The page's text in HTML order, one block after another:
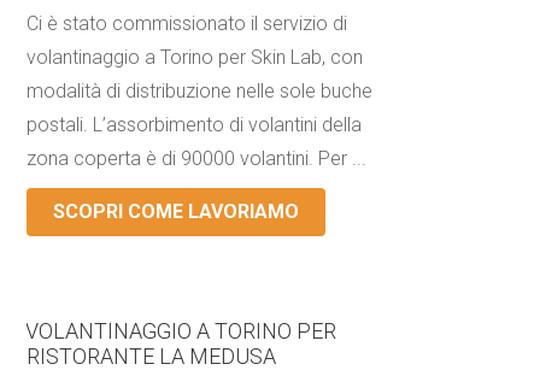
Ci è stato commissionato il servizio di
volantinaggio a Torino per Skin Lab, con
modalità di distribuzione nelle sole buche
postali. L’assorbimento di volantini della
zona coperta è di 90000 volantini. Per ...
SCOPRI COME LAVORIAMO
VOLANTINAGGIO A TORINO PER
RISTORANTE LA MEDUSA